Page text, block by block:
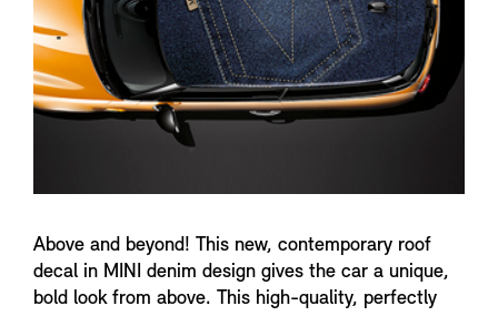
Above and beyond! This new, contemporary roof
decal in MINI denim design gives the car a unique,
bold look from above. This high-quality, perfectly